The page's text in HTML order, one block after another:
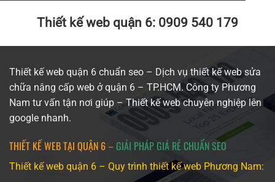
Thiết kế web quận 6: 0909 540 179
Thiết kế web quận 6 chuẩn seo – Dịch vụ thiết kế web sửa
chữa nâng cấp web ở quận 6 – TP.HCM. Công ty Phương
Nam tư vấn tận nơi giúp –Thiết kế webchuyên nghiệp lên
google nhanh.
THIẾT KẾ WEB TẠI QUẬN 6– GIẢI PHÁP GIÁ RẺ CHUẨN SEO
Thiết kế web quận 6 – Quy trình thiết kế web Phương Nam: